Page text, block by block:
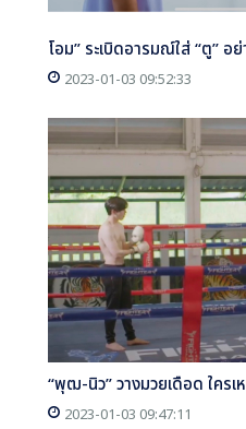
โอม” ระเบิดอารมณ์ใส่ “ตู” อ
2023-01-03 09:52:33
“พุฒ-นิว” วางมวยเดือด ใคร
2023-01-03 09:47:11